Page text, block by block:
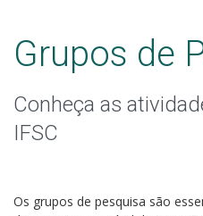
Grupos de Pesquisa
Pesquisa com dados/
NIT - Núcleo de Inovação
Grupos de
Conheça as
IFSC
Os grupos de pesquisa são